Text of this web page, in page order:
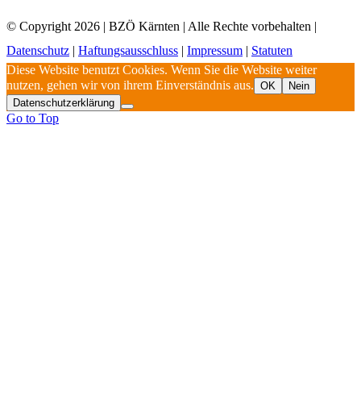
© Copyright 2026 | BZÖ Kärnten | Alle Rechte vorbehalten |
Datenschutz | Haftungsausschluss | Impressum | Statuten
Diese Website benutzt Cookies. Wenn Sie die Website weiter
nutzen, gehen wir von ihrem Einverständnis aus. OK
Nein
Datenschutzerklärung
Go to Top